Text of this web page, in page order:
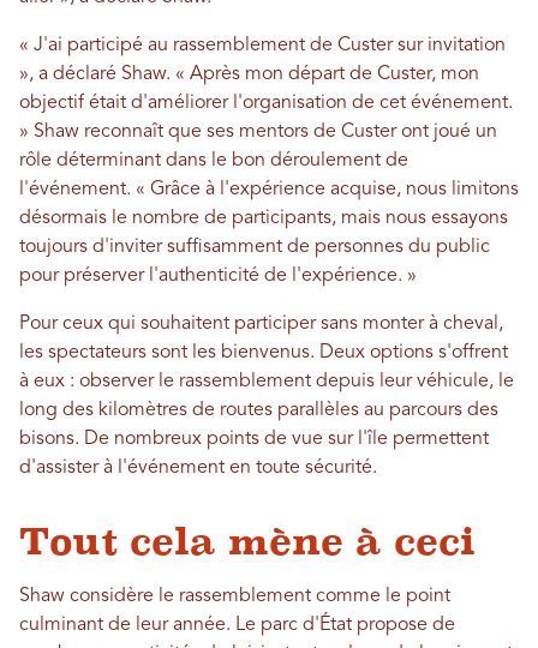
« J'ai participé au rassemblement de Custer sur invitation
», a déclaré Shaw. « Après mon départ de Custer, mon
objectif était d'améliorer l'organisation de cet événement.
» Shaw reconnaît que ses mentors de Custer ont joué un
rôle déterminant dans le bon déroulement de
l'événement. « Grâce à l'expérience acquise, nous limitons
désormais le nombre de participants, mais nous essayons
toujours d'inviter suffisamment de personnes du public
pour préserver l'authenticité de l'expérience. »
Pour ceux qui souhaitent participer sans monter à cheval,
les spectateurs sont les bienvenus. Deux options s'offrent
à eux : observer le rassemblement depuis leur véhicule, le
long des kilomètres de routes parallèles au parcours des
bisons. De nombreux points de vue sur l'île permettent
d'assister à l'événement en toute sécurité.
Tout cela mène à ceci
Shaw considère le rassemblement comme le point
culminant de leur année. Le parc d'État propose de